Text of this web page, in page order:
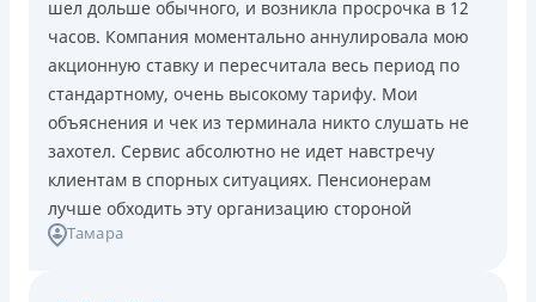
Погашение
В кассах и терминалах отделений
Оплата на расчетный счёт
Онлайн (через сайт или интернет-банкинг)
Через терминалы самообслуживания
Лицензия НБУ
Лицензия НБУ №10
Вся информация о кредите
Возраст
18 - 70 лет
Преимущества
Сниженная процентная ставка 0,01% в день для
новых клиентов на период от 3 до 30 дней (после
этого стандартная ставка 1%)
Запрашиваются только данные паспорта, ИНН, номер
банковской карты и телефона
шел дольше обычного, и возникла просрочка в 12
часов. Компания моментально аннулировала мою
акционную ставку и пересчитала весь период по
стандартному, очень высокому тарифу. Мои
объяснения и чек из терминала никто слушать не
захотел. Сервис абсолютно не идет навстречу
клиентам в спорных ситуациях. Пенсионерам
лучше обходить эту организацию стороной
Тамара